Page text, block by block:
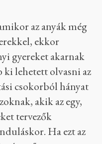
az anyák még
ekkor
gyereket akarnak
ki lehetett olvasni az
csokorból hányat
akik az egy,
tervezők
Ha ezt az